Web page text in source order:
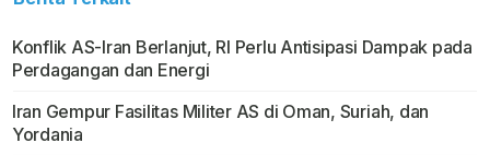
Konflik AS-Iran Berlanjut, RI Perlu Antisipasi Dampak pada
Perdagangan dan Energi
Iran Gempur Fasilitas Militer AS di Oman, Suriah, dan
Yordania